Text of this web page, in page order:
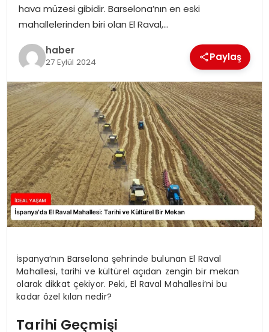
SAĞLIK
SOSYAL HABER
hava müzesi gibidir. Barselona’nın en eski
mahallelerinden biri olan El Raval,…
haber
27 Eylül 2024 Paylaş
İspanya’nın Barselona şehrinde bulunan El Raval
Mahallesi, tarihi ve kültürel açıdan zengin bir mekan
olarak dikkat çekiyor. Peki, El Raval Mahallesi’ni bu
kadar özel kılan nedir?
Tarihi Geçmişi